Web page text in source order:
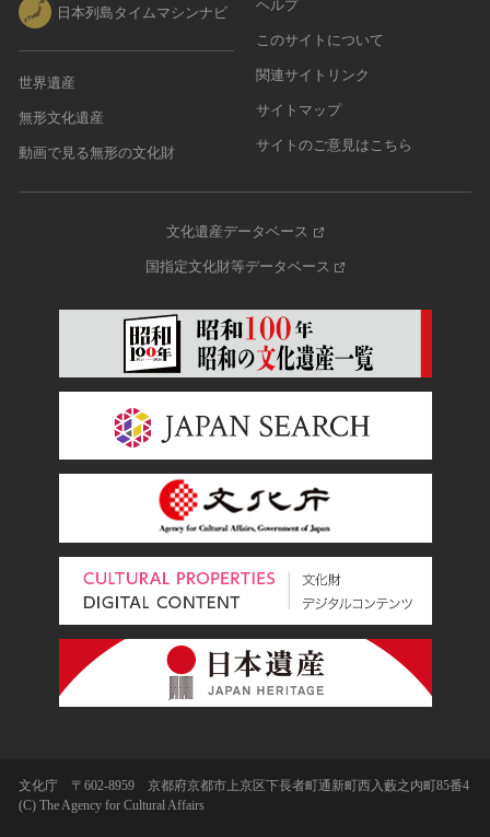
日本列島タイムマシンナビ
世界遺産
無形文化遺産
動画で見る無形の文化財
ヘルプ
このサイトについて
関連サイトリンク
サイトマップ
サイトのご意見はこちら
文化遺産データベース
国指定文化財等データベース
文化庁 〒602-8959 京都府京都市上京区下長者町通新町西入藪之内町85番4
(C) The Agency for Cultural Affairs